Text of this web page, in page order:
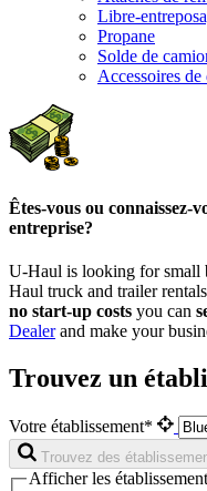
Libre-
Propane
Solde de
Accessoires de
Êtes-vous ou connaissez-
entreprise?
U-Haul is looking for small
Haul truck and trailer
no start-up costs you can
Dealerand make your
Trouvez un
Votre établissement*
Trouvez des
Afficher les